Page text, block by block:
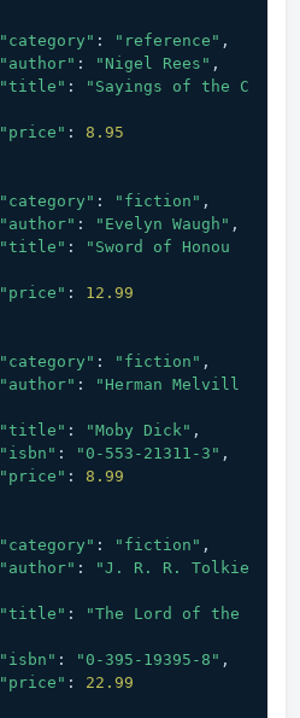
"category" : "reference" ,
"author" : "Nigel Rees" ,
"title" :
"Sayings of the C
"price" : 8.95
"category" : "fiction" ,
"author" : "Evelyn Waugh" ,
"title" :
"Sword of Honou
"price" : 12.99
"category" : "fiction" ,
"author" :
"Herman Melvill
"title" : "Moby Dick" ,
"isbn" : "0-553-21311-3" ,
"price" : 8.99
"category" : "fiction" ,
"author" :
"J. R. R. Tolkie
"title" :
"The Lord of the
"isbn" : "0-395-19395-8" ,
"price" : 22.99